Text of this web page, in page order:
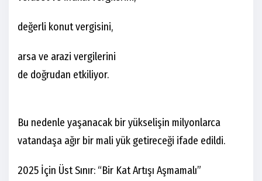
değerli konut vergisini,
arsa ve arazi vergilerini
de doğrudan etkiliyor.
Bu nedenle yaşanacak bir yükselişin milyonlarca
vatandaşa ağır bir mali yük getireceği ifade edildi.
2025 İçin Üst Sınır: “Bir Kat Artışı Aşmamalı”